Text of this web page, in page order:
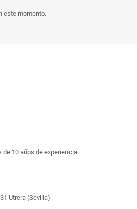
este momento.
10 años de experiencia
Utrera (Sevilla)